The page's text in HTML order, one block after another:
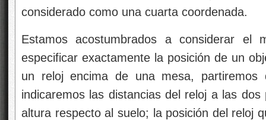
considerado como una cuarta coordenada.
Estamos acostumbrados a considerar el
especificar exactamente la posición de un
un reloj encima de una mesa,
indicaremos las distancias del reloj a las
altura respecto al suelo; la posición del reloj